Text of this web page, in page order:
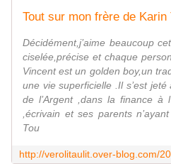
Tout sur mon frère de Karin
Décidément,j’aime beaucoup
ciselée,précise et chaque
Vincent est un golden boy,un
une vie superficielle .Il s’est
de l’Argent ,dans la finance à
,écrivain et ses parents
Tou